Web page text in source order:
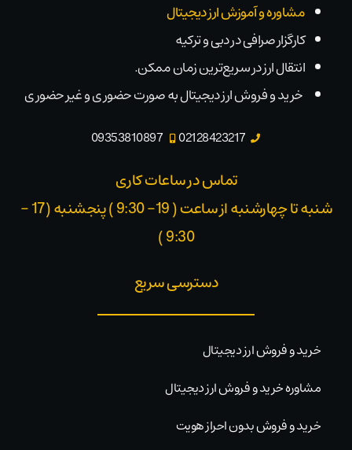
مشاوره و آموزش ارز دیجیتال
کارگزار صرافی در دبی و ترکیه
انتقال ارز در سریع‌ترین زمان ممکن.
خرید و فروش ارز دیجیتال به صورت حضوری و غیر حضوری
02128423217
09353810897
تماس در ساعات کاری
شنبه تا چهارشنبه از ساعت ( 19- 9:30 ) پنجشنبه (17 -
9:30 )​
دسترسی سریع
خرید و فروش ارز دیجیتال
مشاوره خرید و فروش ارز دیجیتال
خرید و فروش بدون احراز هویت